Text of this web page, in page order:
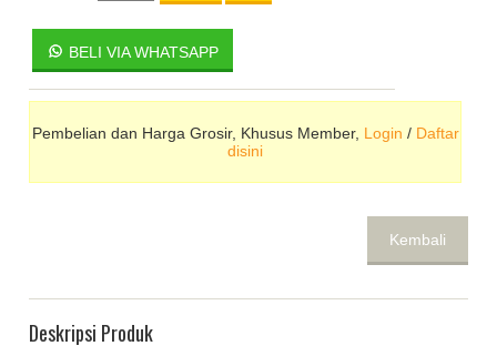
BELI VIA WHATSAPP
Pembelian dan Harga Grosir, Khusus Member, Login / Daftar
disini
Kembali
Deskripsi Produk